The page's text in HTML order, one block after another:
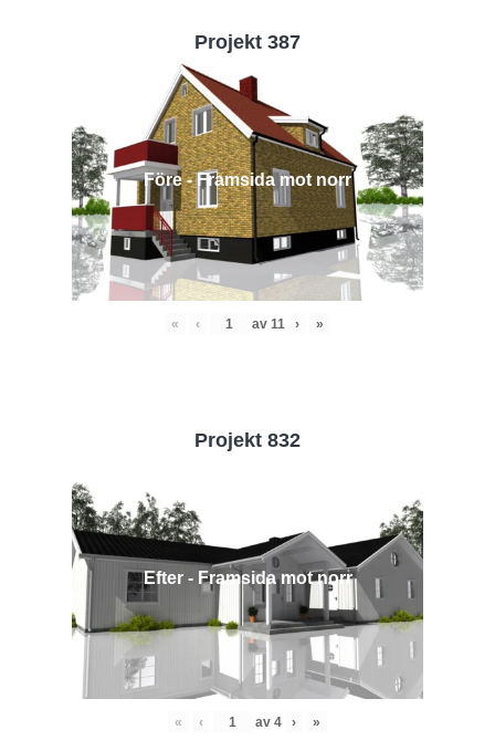
Projekt 387
Före - Framsida mot norr
« ‹ av 11 › »
Projekt 832
Efter - Framsida mot norr
« ‹ av 4 › »